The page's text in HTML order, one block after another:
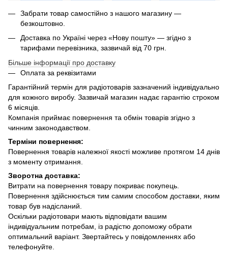
Забрати товар самостійно з нашого магазину —
безкоштовно.
Доставка по Україні через «Нову пошту» — згідно з
тарифами перевізника, зазвичай від 70 грн.
Більше інформації про доставку
Оплата за реквізитами
Гарантійний термін для радіотоварів зазначений індивідуально
для кожного виробу. Зазвичай магазин надає гарантію строком
6 місяців.
Компанія приймає повернення та обмін товарів згідно з
чинним законодавством.
Терміни повернення:
Повернення товарів належної якості можливе протягом 14 днів
з моменту отримання.
Зворотна доставка:
Витрати на повернення товару покриває покупець.
Повернення здійснюється тим самим способом доставки, яким
товар був надісланий.
Оскільки радіотовари мають відповідати вашим
індивідуальним потребам, із радістю допоможу обрати
оптимальний варіант. Звертайтесь у повідомленнях або
телефонуйте.